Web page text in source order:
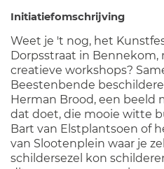
Initiatiefomschrijving
Weet je 't nog, het
Dorpsstraat in Bennekom,
creatieve workshops?
Beestenbende
Herman Brood, een beeld
dat doet, die mooie witte
Bart van Elstplantsoen of
van Slootenplein waar je
schildersezel kon